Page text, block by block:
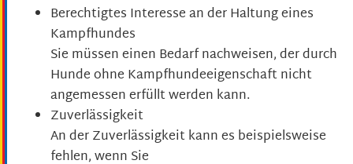
Berechtigtes Interesse an der Haltung eines
Kampfhundes
Sie müssen einen Bedarf nachweisen, der durch
Hunde ohne Kampfhundeeigenschaft nicht
angemessen erfüllt werden kann.
Zuverlässigkeit
An der Zuverlässigkeit kann es beispielsweise
fehlen, wenn Sie